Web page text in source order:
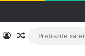
PrijavaRandom članak